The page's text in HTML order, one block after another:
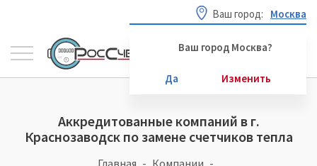
Ваш город: Москва
Ваш город Москва?
Да Изменить
Аккредитованные компаний в г.
Краснозаводск по замене счетчиков тепла
Главная
Компании